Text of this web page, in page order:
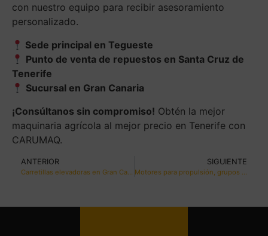
con nuestro equipo para recibir asesoramiento
personalizado.
Sede principal en Tegueste
Punto de venta de repuestos en Santa Cruz de
Tenerife
Sucursal en Gran Canaria
¡Consúltanos sin compromiso! Obtén la mejor
maquinaria agrícola al mejor precio en Tenerife con
CARUMAQ.
ANTERIOR
Carretillas elevadoras en Gran Canaria: Soluciones de calidad para tu negocio
SIGUIENTE
Motores para propulsión, grupos generadores y motores auxiliares: ¿Cuál es la diferencia?